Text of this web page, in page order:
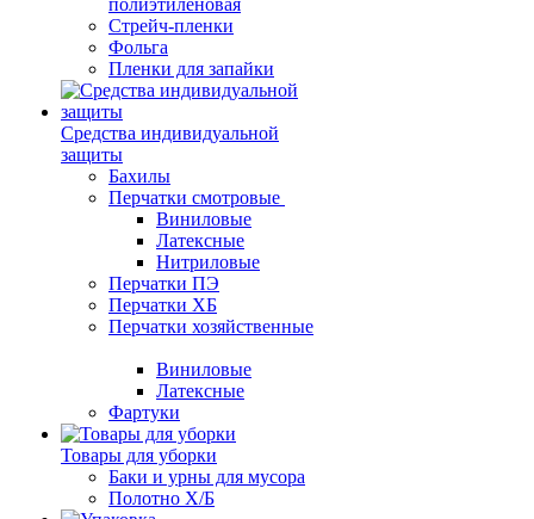
полиэтиленовая
Стрейч-пленки
Фольга
Пленки для запайки
Средства индивидуальной
защиты
Бахилы
Перчатки смотровые
Виниловые
Латексные
Нитриловые
Перчатки ПЭ
Перчатки ХБ
Перчатки хозяйственные
Виниловые
Латексные
Фартуки
Товары для уборки
Баки и урны для мусора
Полотно Х/Б